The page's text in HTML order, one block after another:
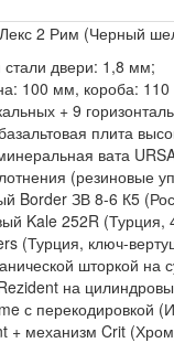
Лекс 2 Рим (Черный
двери: 1,8 мм;
100 мм, короба:
+ 9
плита
вата
(резиновые
Border ЗВ 8-6 К5
Kale 252R (Турция,
(Турция, ключ-
шторкой на
на
с перекодировкой
+ механизм Crit